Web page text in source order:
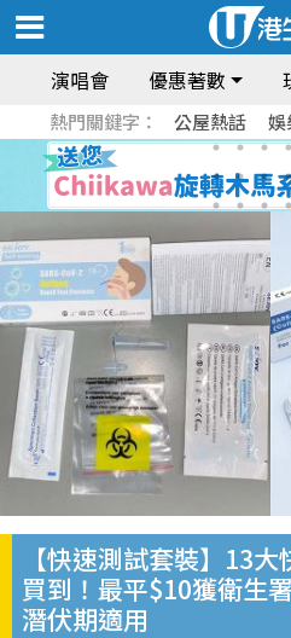
演唱會 優惠著數
熱門關鍵字： 公屋熱話 娛
【快速測試套裝】13
買到！最平$10獲衛生
潛伏期適用